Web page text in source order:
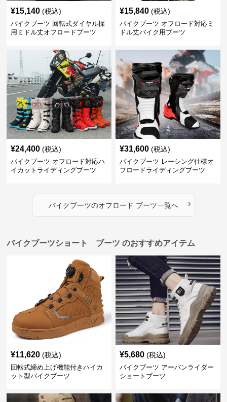
¥15,140 (税込)
バイクブーツ 回転式ダイヤル採
用ミドル丈オフロードブーツ
¥15,840 (税込)
バイクブーツ オフロード対応ミ
ドル丈バイク用ブーツ
¥24,400 (税込)
バイクブーツ オフロード対応ハ
イカットライディングブーツ
¥31,600 (税込)
バイクブーツ レーシング仕様オ
フロードライディングブーツ
バイクブーツのオフロード ブーツ一覧へ ›
バイクブーツショート ブーツ のおすすめアイテム
¥11,620 (税込)
回転式締め上げ機能付きハイカ
ット型バイクブーツ
¥5,680 (税込)
バイクブーツ アーバンライダー
ショートブーツ